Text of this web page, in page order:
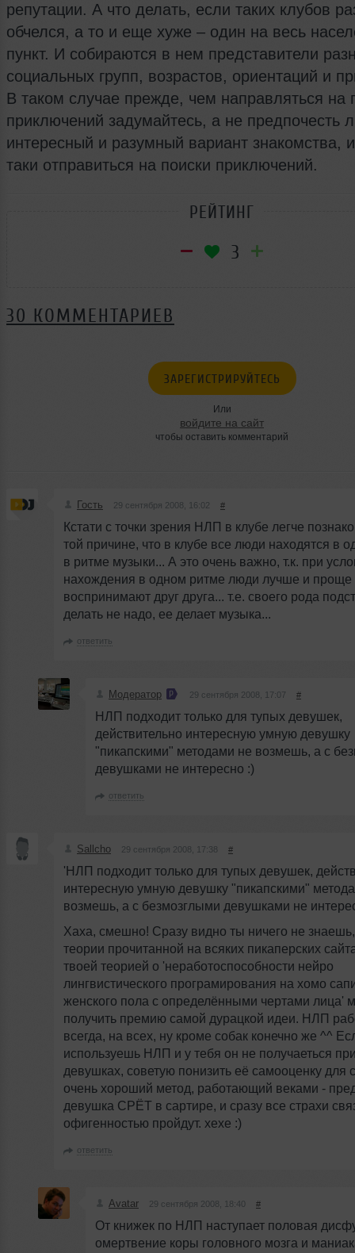
репутации. А что делать, если таких клубов
обчелся, а то и еще хуже – один на весь
пункт. И собираются в нем представители
социальных групп, возрастов, ориентаций и
В таком случае прежде, чем направляться на
приключений задумайтесь, а не предпочесть
интересный и разумный вариант знакомства,
таки отправиться на поиски приключений.
РЕЙТИНГ
3
30 КОММЕНТАРИЕВ
ЗАРЕГИСТРИРУЙТЕСЬ
Или
войдите на сайт
чтобы оставить комментарий
Гость 29 сентября 2008, 16:02 #
Кстати с точки зрения НЛП в клубе легче
той причине, что в клубе все люди находятся в
в ритме музыки... А это очень важно, т.к. при
нахождения в одном ритме люди лучше и
воспринимают друг друга... т.е. своего рода
делать не надо, ее делает музыка...
ответить
Модератор 29 сентября 2008, 17:07 #
НЛП подходит только для тупых девушек,
действительно интересную умную девушку
"пикапскими" методами не возмешь, а с
девушками не интересно :)
ответить
Sallcho 29 сентября 2008, 17:38 #
'НЛП подходит только для тупых девушек,
интересную умную девушку "пикапскими"
возмешь, а с безмозглыми девушками не
Хаха, смешно! Сразу видно ты ничего не
теории прочитанной на всяких пикаперских
твоей теорией о 'неработоспособности нейро
лингвистического програмирования на хомо
женского пола с определёнными чертами лица'
получить премию самой дурацкой идеи. НЛП
всегда, на всех, ну кроме собак конечно же ^^
используешь НЛП и у тебя он не получаеться
девушках, советую понизить её самооценку для
очень хороший метод, работающий веками -
девушка СРЁТ в сартире, и сразу все страхи
офигенностью пройдут. хехе :)
ответить
Avatar 29 сентября 2008, 18:40 #
От книжек по НЛП наступает половая
омертвение коры головного мозга и